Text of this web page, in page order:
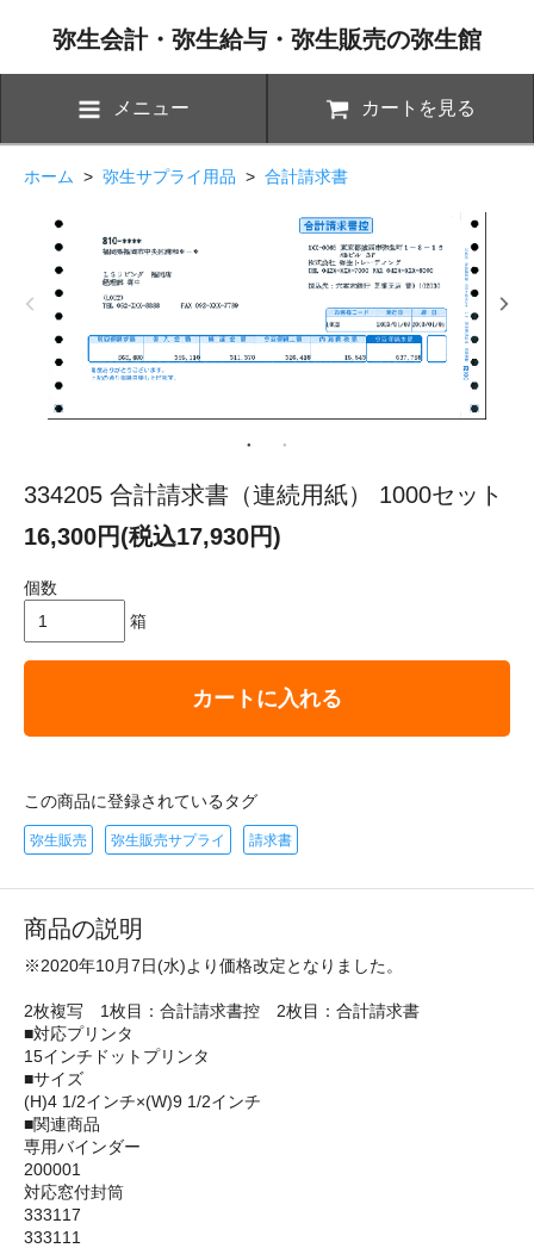
弥生会計・弥生給与・弥生販売の弥生館
メニュー カートを見る
ホーム > 弥生サプライ用品 > 合計請求書
334205 合計請求書（連続用紙） 1000セット
16,300円(税込17,930円)
個数
箱
カートに入れる
この商品に登録されているタグ
弥生販売 弥生販売サプライ 請求書
商品の説明
※2020年10月7日(水)より価格改定となりました。
2枚複写 1枚目：合計請求書控 2枚目：合計請求書
■対応プリンタ
15インチドットプリンタ
■サイズ
(H)4 1/2インチ×(W)9 1/2インチ
■関連商品
専用バインダー
200001
対応窓付封筒
333117
333111